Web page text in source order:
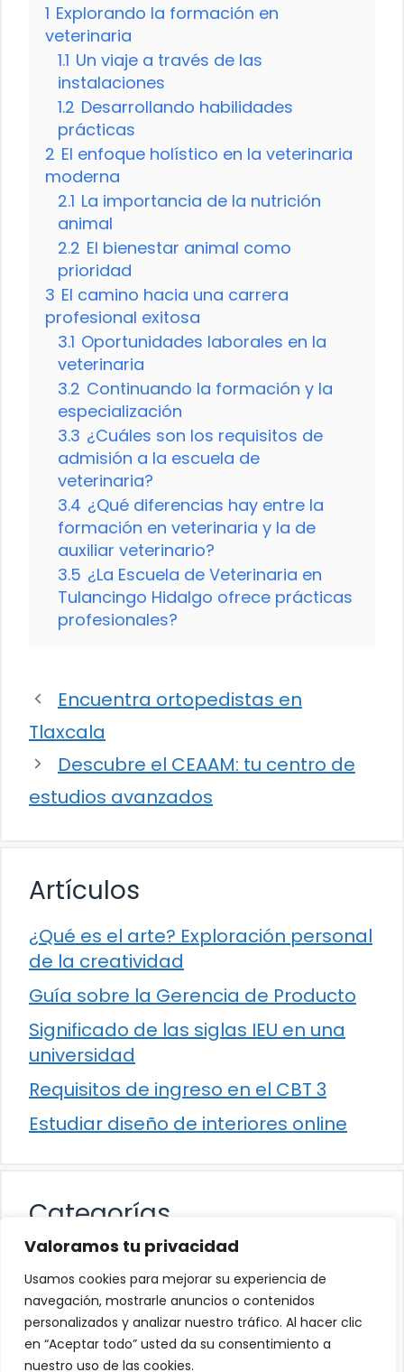
Valoramos tu privacidad
Usamos cookies para mejorar su experiencia de
navegación, mostrarle anuncios o contenidos
personalizados y analizar nuestro tráfico. Al hacer clic
en “Aceptar todo” usted da su consentimiento a
nuestro uso de las cookies.
1 Explorando la formación en
veterinaria
1.1 Un viaje a través de las
instalaciones
1.2 Desarrollando habilidades
prácticas
2 El enfoque holístico en la veterinaria
moderna
2.1 La importancia de la nutrición
animal
2.2 El bienestar animal como
prioridad
3 El camino hacia una carrera
profesional exitosa
3.1 Oportunidades laborales en la
veterinaria
3.2 Continuando la formación y la
especialización
3.3 ¿Cuáles son los requisitos de
admisión a la escuela de
veterinaria?
3.4 ¿Qué diferencias hay entre la
formación en veterinaria y la de
auxiliar veterinario?
3.5 ¿La Escuela de Veterinaria en
Tulancingo Hidalgo ofrece prácticas
profesionales?
Encuentra ortopedistas en
Tlaxcala
Descubre el CEAAM: tu centro de
estudios avanzados
Artículos
¿Qué es el arte? Exploración personal
de la creatividad
Guía sobre la Gerencia de Producto
Significado de las siglas IEU en una
universidad
Requisitos de ingreso en el CBT 3
Estudiar diseño de interiores online
Categorías
Cultura
Educación
Eventos
Trabajo